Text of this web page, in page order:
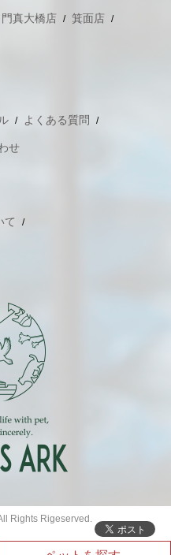
門真大橋店 箕面店
よくある質問
せ
て
Rights Rigeserved.